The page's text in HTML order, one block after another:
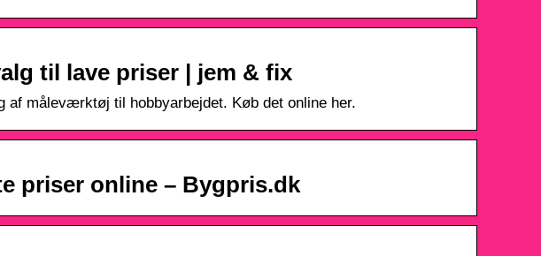
til lave priser | jem & fix
måleværktøj til hobbyarbejdet. Køb det online her.
priser online – Bygpris.dk